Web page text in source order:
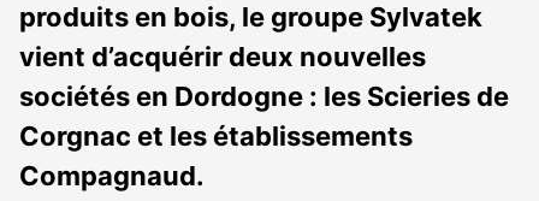
produits en bois, le groupe Sylvatek
vient d’acquérir deux nouvelles
sociétés en Dordogne : les Scieries de
Corgnac et les établissements
Compagnaud.